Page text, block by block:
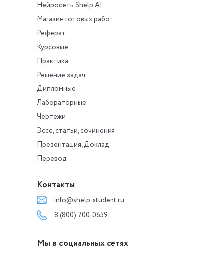
Нейросеть Shelp AI
Магазин готовых работ
Реферат
Курсовые
Практика
Решение задач
Дипломные
Лабораторные
Чертежи
Эссе, статьи, сочинения
Презентация, Доклад
Перевод
Контакты
info@shelp-student.ru
8 (800) 700-0659
Мы в социальных сетях